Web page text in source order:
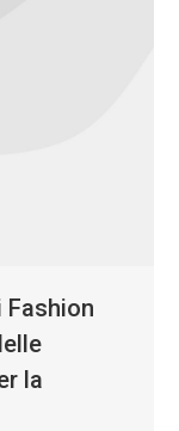
Fashion
la